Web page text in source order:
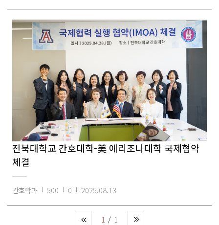
전북대학교 간호대학-美 애리조나대학 국제협약
체결
간호학과 500 0 2025.08.13
1 1